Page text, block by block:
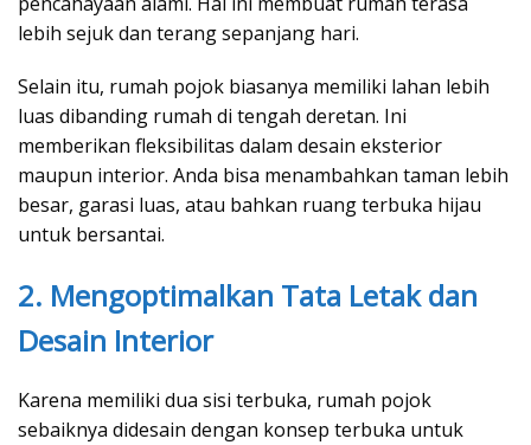
lebih sejuk dan terang sepanjang hari.
Selain itu, rumah pojok biasanya memiliki lahan lebih
luas dibanding rumah di tengah deretan. Ini
memberikan fleksibilitas dalam desain eksterior
maupun interior. Anda bisa menambahkan taman lebih
besar, garasi luas, atau bahkan ruang terbuka hijau
untuk bersantai.
2. Mengoptimalkan Tata Letak dan
Desain Interior
Karena memiliki dua sisi terbuka, rumah pojok
sebaiknya didesain dengan konsep terbuka untuk